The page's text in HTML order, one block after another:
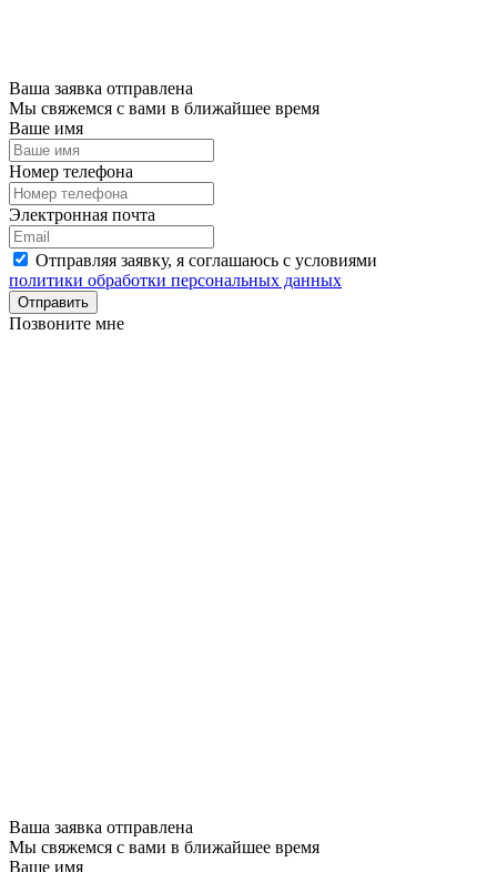
Ваша заявка отправлена
Мы свяжемся с вами в ближайшее время
Ваше имя
Номер телефона
Электронная почта
Отправляя заявку, я соглашаюсь с условиями
политики обработки персональных данных
Отправить
Позвоните мне
Ваша заявка отправлена
Мы свяжемся с вами в ближайшее время
Ваше имя